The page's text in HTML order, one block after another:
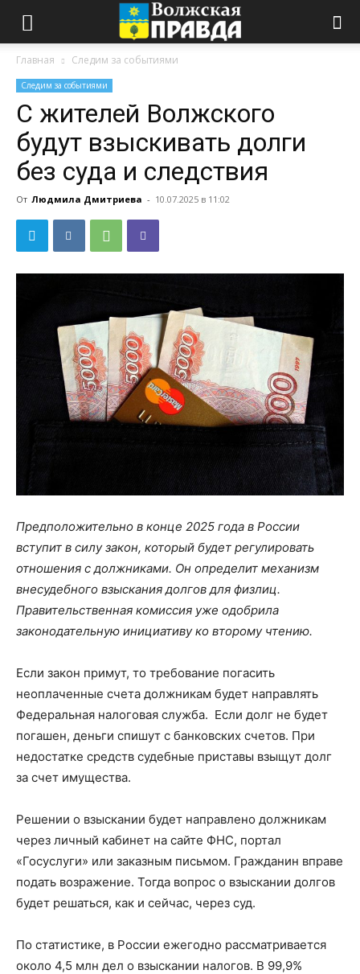
Главная Следим за событиями
Следим за событиями
С жителей Волжского
будут взыскивать долги
без суда и следствия
От Людмила Дмитриева - 10.07.2025 в 11:02
Предположительно в конце 2025 года в России
вступит в силу закон, который будет регулировать
отношения с должниками. Он определит механизм
внесудебного взыскания долгов для физлиц.
Правительственная комиссия уже одобрила
законодательную инициативу ко второму чтению.
Если закон примут, то требование погасить
неоплаченные счета должникам будет направлять
Федеральная налоговая служба. Если долг не будет
погашен, деньги спишут с банковских счетов. При
недостатке средств судебные приставы взыщут долг
за счет имущества.
Решении о взыскании будет направлено должникам
через личный кабинет на сайте ФНС, портал
«Госуслуги» или заказным письмом. Гражданин вправе
подать возражение. Тогда вопрос о взыскании долгов
будет решаться, как и сейчас, через суд.
По статистике, в России ежегодно рассматривается
около 4,5 млн дел о взыскании налогов. В 99,9%